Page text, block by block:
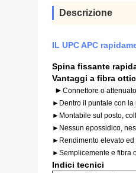
Descrizione
IL UPC APC
Spina fissante
Vantaggi a fibra
► Connettore o
►Dentro il puntale con la
►Montabile sul posto,
►Nessun epossidico,
►Rendimento elevato ed
►Semplicemente e fibra
Indici tecnici